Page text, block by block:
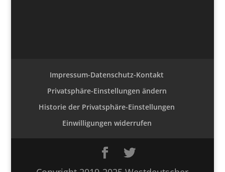
Impressum-Datenschutz-Kontakt
Privatsphäre-Einstellungen ändern
Historie der Privatsphäre-Einstellungen
Einwilligungen widerrufen